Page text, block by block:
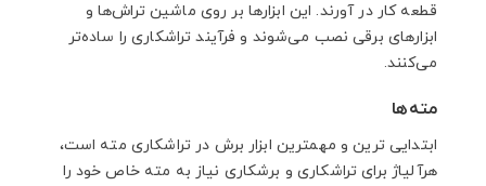
قطعه کار در آورند. این ابزارها بر روی ماشین تراش‌ها و
ابزارهای برقی نصب می‌شوند و فرآیند تراشکاری را ساده‌تر
می‌کنند.
مته‌ها
ابتدایی ترین و مهمترین ابزار برش در تراشکاری مته است،
هرآلیاژ برای تراشکاری و برشکاری نیاز به مته خاص خود را